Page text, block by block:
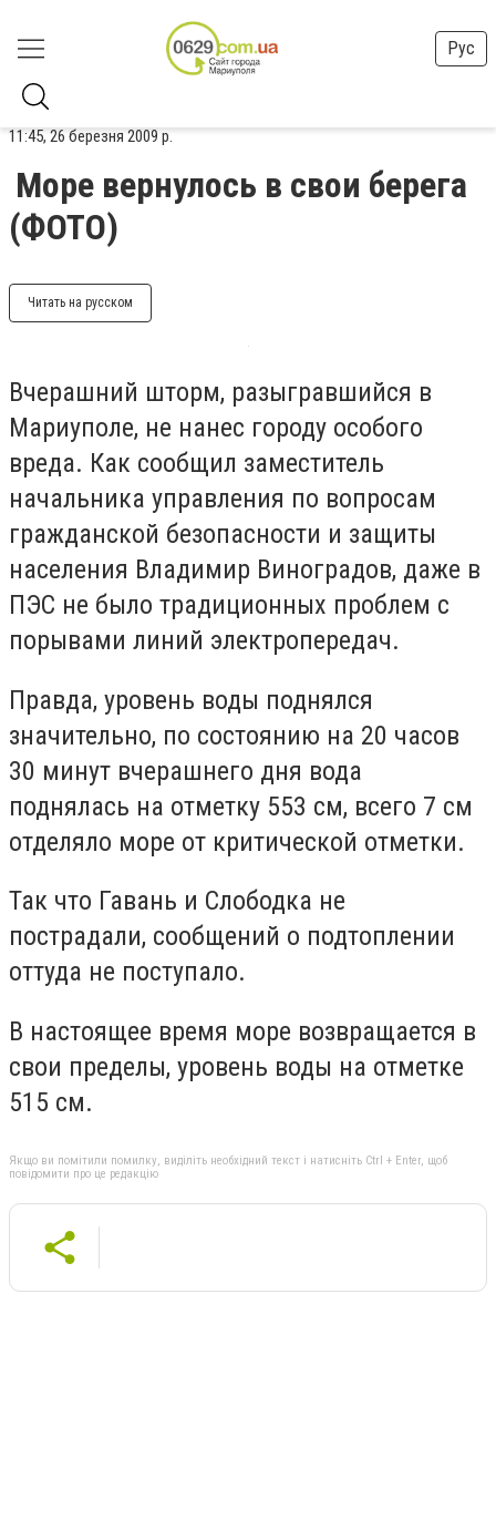
Рус
11:45, 26 березня 2009 р.
Море вернулось в свои берега
(ФОТО)
Читать на русском
Вчерашний шторм, разыгравшийся в
Мариуполе, не нанес городу особого
вреда. Как сообщил заместитель
начальника управления по вопросам
гражданской безопасности и защиты
населения Владимир Виноградов, даже в
ПЭС не было традиционных проблем с
порывами линий электропередач.
Правда, уровень воды поднялся
значительно, по состоянию на 20 часов
30 минут вчерашнего дня вода
поднялась на отметку 553 см, всего 7 см
отделяло море от критической отметки.
Так что Гавань и Слободка не
пострадали, сообщений о подтоплении
оттуда не поступало.
В настоящее время море возвращается в
свои пределы, уровень воды на отметке
515 см.
Якщо ви помітили помилку, виділіть необхідний текст і натисніть Ctrl + Enter, щоб
повідомити про це редакцію